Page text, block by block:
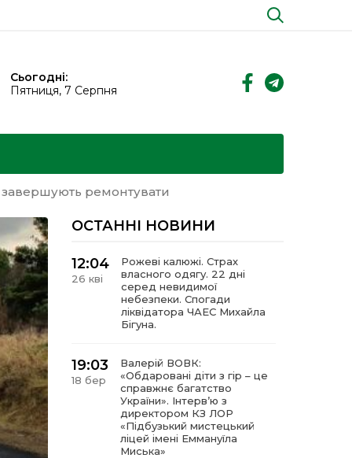
Сьогодні:
Пятниця, 7 Серпня
ремонтувати
ОСТАННІ НОВИНИ
12:04
26 кві
Рожеві калюжі. Страх
власного одягу. 22 дні
серед невидимої
небезпеки. Спогади
ліквідатора ЧАЕС Михайла
Бігуна.
19:03
18 бер
Валерій ВОВК:
«Обдаровані діти з гір – це
справжнє багатство
України». Інтервʼю з
директором КЗ ЛОР
«Підбузький мистецький
ліцей імені Еммануїла
Миська»